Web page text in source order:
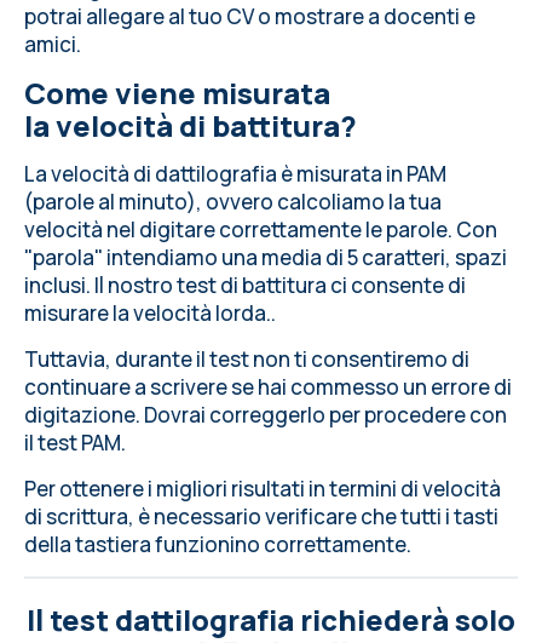
potrai allegare al tuo CV o mostrare a docenti e
amici.
Come viene misurata
la velocità di battitura?
La velocità di dattilografia è misurata in PAM
(parole al minuto), ovvero calcoliamo la tua
velocità nel digitare correttamente le parole. Con
"parola" intendiamo una media di 5 caratteri, spazi
inclusi. Il nostro test di battitura ci consente di
misurare la velocità lorda..
Tuttavia, durante il test non ti consentiremo di
continuare a scrivere se hai commesso un errore di
digitazione. Dovrai correggerlo per procedere con
il test PAM.
Per ottenere i migliori risultati in termini di velocità
di scrittura, è necessarioverificare che tutti i tasti
della tastierafunzionino correttamente.
Il test dattilografia richiederà solo